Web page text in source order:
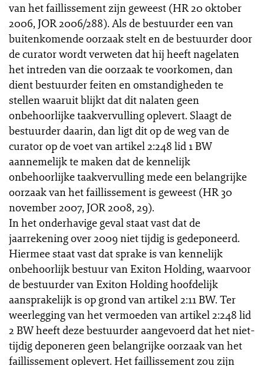
van het faillissement zijn geweest (HR 20 oktober
2006, JOR 2006/288). Als de bestuurder een van
buitenkomende oorzaak stelt en de bestuurder door
de curator wordt verweten dat hij heeft nagelaten
het intreden van die oorzaak te voorkomen, dan
dient bestuurder feiten en omstandigheden te
stellen waaruit blijkt dat dit nalaten geen
onbehoorlijke taakvervulling oplevert. Slaagt de
bestuurder daarin, dan ligt dit op de weg van de
curator op de voet van artikel 2:248 lid 1 BW
aannemelijk te maken dat de kennelijk
onbehoorlijke taakvervulling mede een belangrijke
oorzaak van het faillissement is geweest (HR 30
november 2007, JOR 2008, 29).
In het onderhavige geval staat vast dat de
jaarrekening over 2009 niet tijdig is gedeponeerd.
Hiermee staat vast dat sprake is van kennelijk
onbehoorlijk bestuur van Exiton Holding, waarvoor
de bestuurder van Exiton Holding hoofdelijk
aansprakelijk is op grond van artikel 2:11 BW. Ter
weerlegging van het vermoeden van artikel 2:248 lid
2 BW heeft deze bestuurder aangevoerd dat het niet-
tijdig deponeren geen belangrijke oorzaak van het
faillissement oplevert. Het faillissement zou zijn